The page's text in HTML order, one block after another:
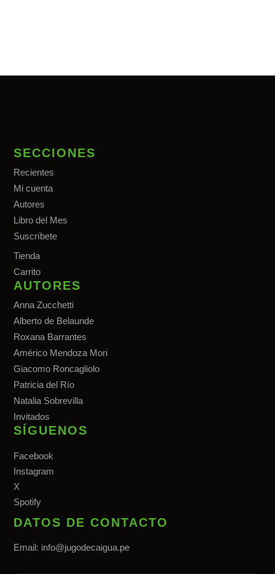
SECCIONES
Recientes
Mi cuenta
Autores
Libro del Mes
Suscríbete
Tienda
Carrito
AUTORES
Anna Zucchetti
Alberto de Belaunde
Roxana Barrantes
Américo Mendoza Mori
Giacomo Roncagliolo
Patricia del Río
Natalia Sobrevilla
Invitados
SÍGUENOS
Facebook
Instagram
X
Spotify
DATOS DE CONTACTO
Email: info@jugodecaigua.pe